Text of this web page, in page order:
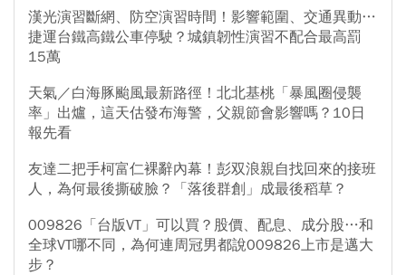
漢光演習斷網、防空演習時間！影響範圍、交通異動…
捷運台鐵高鐵公車停駛？城鎮韌性演習不配合最高罰
15萬
天氣／白海豚颱風最新路徑！北北基桃「暴風圈侵襲
率」出爐，這天估發布海警，父親節會影響嗎？10日
報先看
友達二把手柯富仁裸辭內幕！彭双浪親自找回來的接班
人，為何最後撕破臉？「落後群創」成最後稻草？
009826「台版VT」可以買？股價、配息、成分股…和
全球VT哪不同，為何連周冠男都說009826上市是邁大
步？